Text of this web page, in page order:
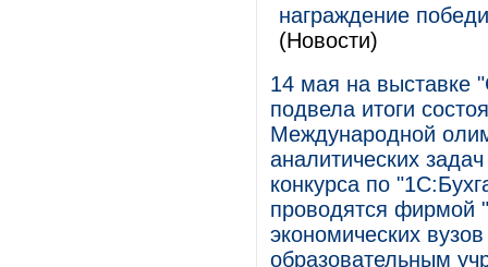
награждение
(Новости)
14 мая на выставке
подвела итоги
Международной
аналитических
конкурса по
проводятся фирмой
экономических
образовательным